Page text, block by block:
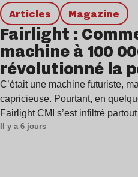
Articles magazine
Fairlight :
machine à 100
révolutionné la
années 1980 ?
C’était une machine futuriste,
capricieuse. Pourtant, en
Fairlight CMI s’est infiltré
Il y a 6 jours